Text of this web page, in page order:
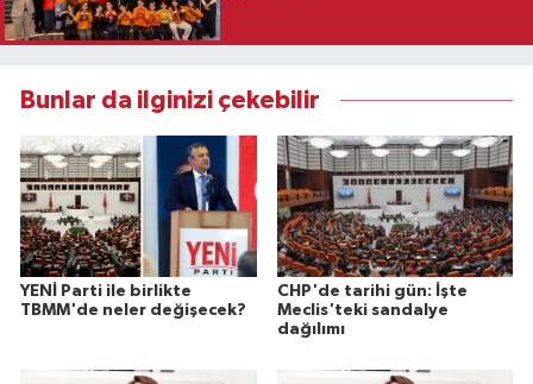
Bunlar da ilginizi çekebilir
YENİ Parti ile birlikte
TBMM'de neler değişecek?
CHP'de tarihi gün: İşte
Meclis'teki sandalye
dağılımı